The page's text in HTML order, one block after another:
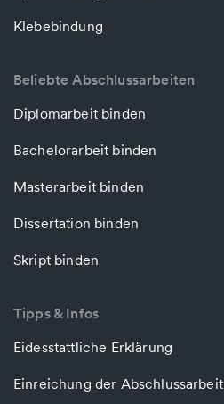
Klebebindung
Beliebte Abschlussarbeiten
Diplomarbeit binden
Bachelorarbeit binden
Masterarbeit binden
Dissertation binden
Skript binden
Tipps & Infos
Eidesstattliche Erklärung
Einreichung der Abschlussarbeit